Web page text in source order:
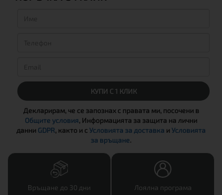
КУПИ С 1 КЛИК
Декларирам, че се запознах с правата ми, посочени в
Общите условия, Информацията за защита на лични
данни GDPR, както и сУсловията за доставка иУсловията
за връщане.
Връщане до 30 дни Лоялна програма